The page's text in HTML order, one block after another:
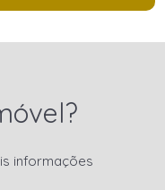
informações